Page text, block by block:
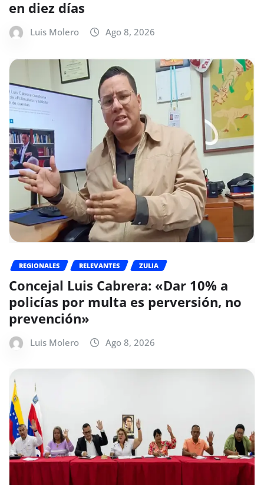
en diez días
Luis Molero Ago 8, 2026
REGIONALES RELEVANTES ZULIA
Concejal Luis Cabrera: «Dar 10% a
policías por multa es perversión, no
prevención»
Luis Molero Ago 8, 2026